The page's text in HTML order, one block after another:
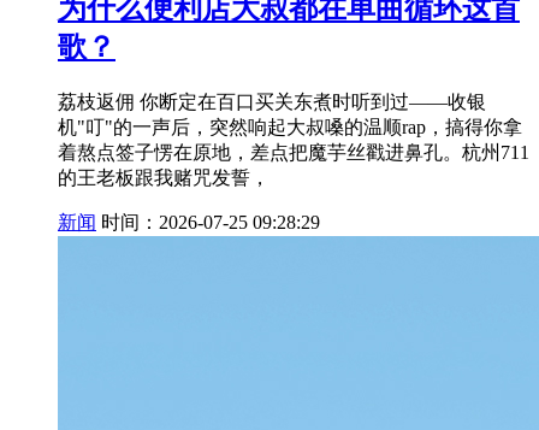
为什么便利店大叔都在单曲循环这首
歌？
荔枝返佣 你断定在百口买关东煮时听到过——收银
机"叮"的一声后，突然响起大叔嗓的温顺rap，搞得你拿
着熬点签子愣在原地，差点把魔芋丝戳进鼻孔。杭州711
的王老板跟我赌咒发誓，
新闻 时间：2026-07-25 09:28:29